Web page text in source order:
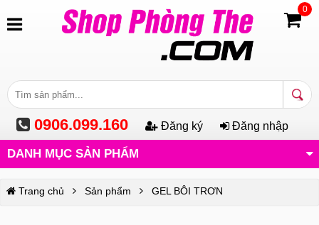
0906.099.160 Đăng ký Đăng nhập
0
DANH MỤC SẢN PHẨM
Trang chủ Sản phẩm GEL BÔI TRƠN